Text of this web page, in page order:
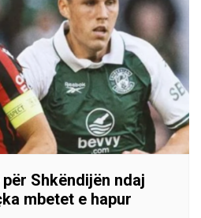
Shkëndijën ndaj
mbetet e hapur